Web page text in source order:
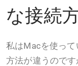
な接続
私はMacを使っ
方法が違うので